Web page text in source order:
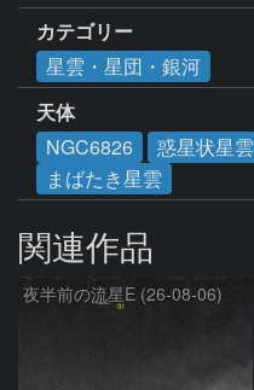
カテゴリー
星雲・星団・銀河
天体
NGC6826
惑星状星雲
まばたき星雲
関連作品
夜半前の流星E (26-08-06)